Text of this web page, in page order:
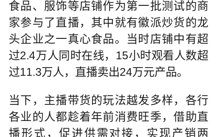
食品、服饰等店铺作为第一批测试的商
家参与了直播，其中就有徽派炒货的龙
头企业之一真心食品。当时店铺中有超
过2.4万人同时在线，15小时观看人数超
过11.3万人，直播卖出24万元产品。
当下，主播带货的玩法越发多样，各行
各业的人都趁着年前消费旺季，借助直
播形式，促进供需对接，实现产销两